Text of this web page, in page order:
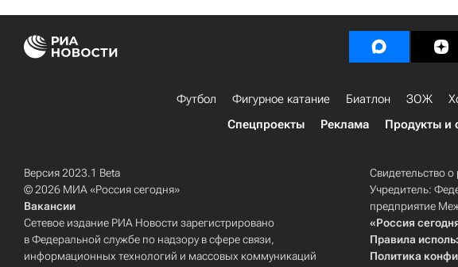
Футбол Фигурное катание Биатлон ЗОЖ
Спецпроекты
Реклама Продукты и
Версия 2023.1 Beta
© 2026 МИА «Россия сегодня»
Вакансии
Сетевое издание РИА Новости зарегистрировано
в Федеральной службе по надзору в сфере связи,
информационных технологий и массовых коммуникаций
Свидетельство
Учредитель:
предприятие
«Россия
Правила
Политика